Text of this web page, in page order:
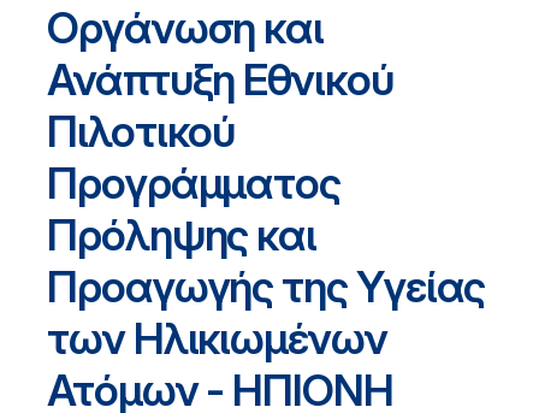
Οργάνωση και
Ανάπτυξη Εθνικού
Πιλοτικού
Προγράμματος
Πρόληψης και
Προαγωγής της Υγείας
των Ηλικιωμένων
Ατόμων - ΗΠΙΟΝΗ